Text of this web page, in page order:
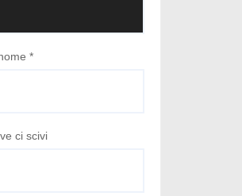
*
ci scivi